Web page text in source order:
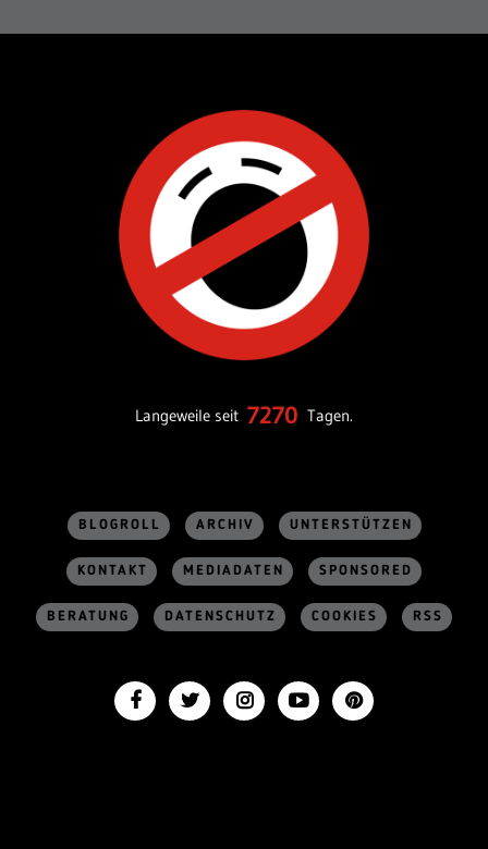
Langeweile seit 7270 Tagen.
BLOGROLL ARCHIV UNTERSTÜTZEN
KONTAKT MEDIADATEN SPONSORED
BERATUNG DATENSCHUTZ COOKIES RSS